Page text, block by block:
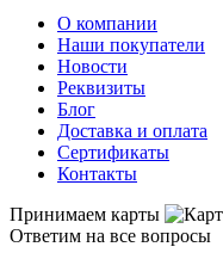
О компании
Наши покупатели
Новости
Реквизиты
Блог
Доставка и оплата
Сертификаты
Контакты
Принимаем карты
Ответим на все вопросы